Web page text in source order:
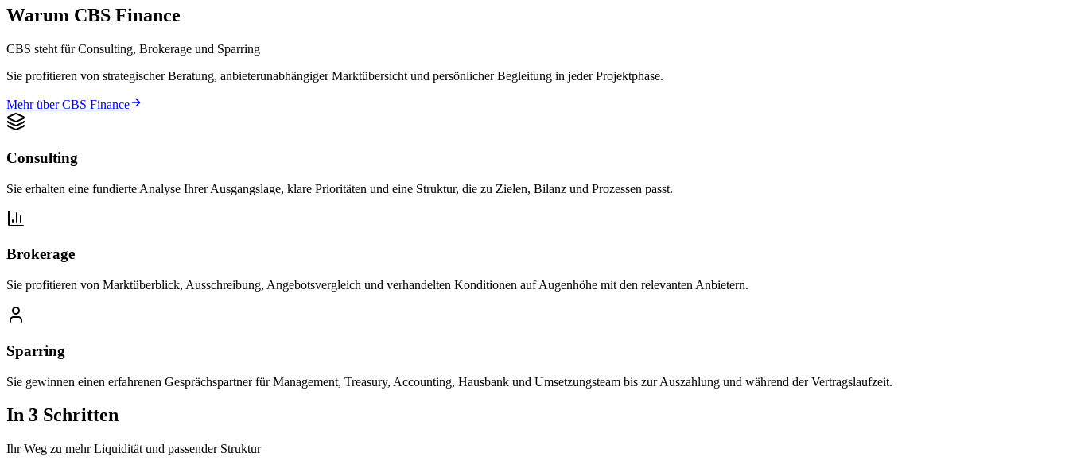
Warum CBS Finance
CBS steht für Consulting, Brokerage und Sparring
Sie profitieren von strategischer Beratung, anbieterunabhängiger Marktübersicht und persönlicher Begleitung in jeder Projektphase.
Mehr über CBS Finance
Consulting
Sie erhalten eine fundierte Analyse Ihrer Ausgangslage, klare Prioritäten und eine Struktur, die zu Zielen, Bilanz und Prozessen passt.
Brokerage
Sie profitieren von Marktüberblick, Ausschreibung, Angebotsvergleich und verhandelten Konditionen auf Augenhöhe mit den relevanten Anbietern.
Sparring
Sie gewinnen einen erfahrenen Gesprächspartner für Management, Treasury, Accounting, Hausbank und Umsetzungsteam bis zur Auszahlung und während der Vertragslaufzeit.
In 3 Schritten
Ihr Weg zu mehr Liquidität und passender Struktur